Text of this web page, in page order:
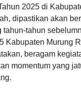
2025 di
dipastikan akan
tahun-tahun
Kabupaten Murung
beragam
momentum yang